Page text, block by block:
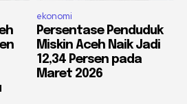
ekonomi
Persentase Penduduk
Miskin Aceh Naik Jadi
12,34 Persen pada
Maret 2026